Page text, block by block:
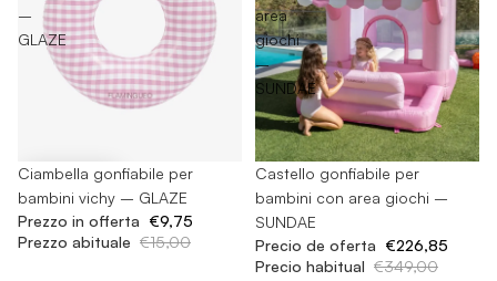
–
GLAZE
-35%
Ciambella gonfiabile per
bambini vichy – GLAZE
Prezzo in offerta €9,75
Prezzo abituale €15,00
area
giochi
–
SUNDAE
-35%
Castello gonfiabile per
bambini con area giochi –
SUNDAE
Precio de oferta €226,85
Precio habitual €349,00